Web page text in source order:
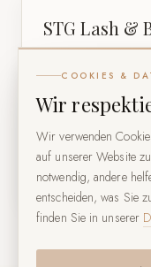
STG Lash &
eigenen Wimpern
Ganz ohne
Schwungstufen für
Ergebnis, hält ca. 6
LASH- &
COOKIES &
Wir
Wir verwenden
auf unserer Website
notwendig, andere
entscheiden, was Sie
finden Sie in unserer